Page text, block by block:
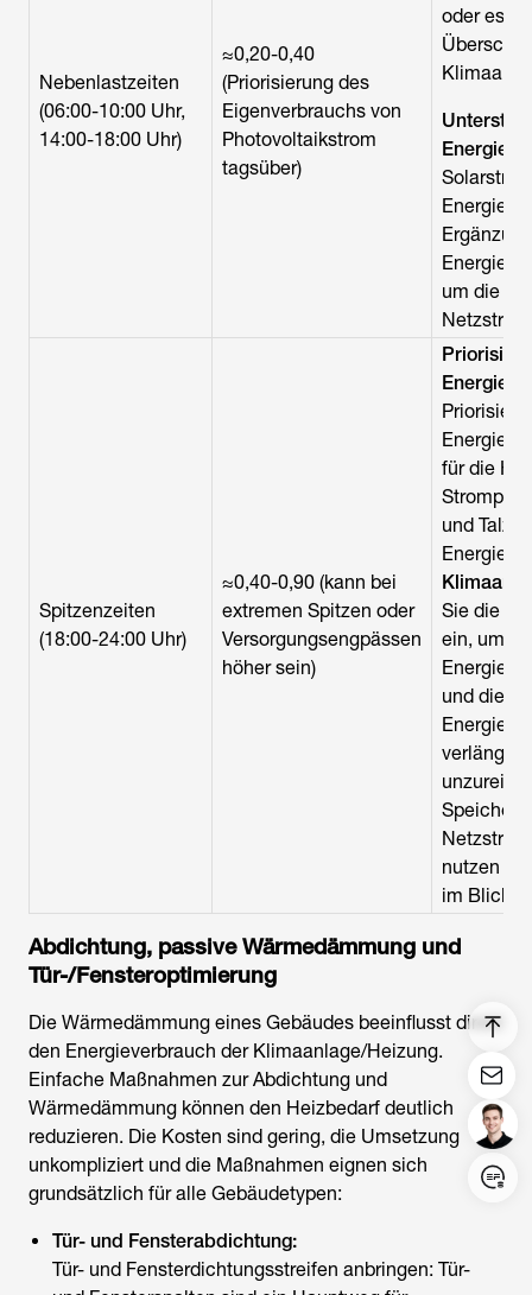
Login/Register
United States (English)
Nebenlastzeiten
(06:00-10:00 Uhr,
14:00-18:00 Uhr)
≈0,20-0,40
(Priorisierung des
Eigenverbrauchs von
Photovoltaikstrom
tagsüber)
oder es
um die
Spitzenzeiten
(18:00-24:00 Uhr)
≈0,40-0,90 (kann bei
extremen Spitzen oder
Versorgungsengpässen
höher sein)
für die
und
Sie die
ein, um
und die
nutzen
im Blick
Abdichtung, passive Wärmedämmung und
Tür-/Fensteroptimierung
Die Wärmedämmung eines Gebäudes beeinflusst direkt
den Energieverbrauch der Klimaanlage/Heizung.
Einfache Maßnahmen zur Abdichtung und
Wärmedämmung können den Heizbedarf deutlich
reduzieren. Die Kosten sind gering, die Umsetzung
unkompliziert und die Maßnahmen eignen sich
grundsätzlich für alle Gebäudetypen:
Tür- und Fensterabdichtung:
Tür- und Fensterdichtungsstreifen anbringen: Tür-